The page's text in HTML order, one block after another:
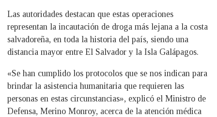
Las autoridades destacan que estas operaciones
representan la incautación de droga más lejana a la costa
salvadoreña, en toda la historia del país, siendo una
distancia mayor entre El Salvador y la Isla Galápagos.
«Se han cumplido los protocolos que se nos indican para
brindar la asistencia humanitaria que requieren las
personas en estas circunstancias», explicó el Ministro de
Defensa, Merino Monroy, acerca de la atención médica